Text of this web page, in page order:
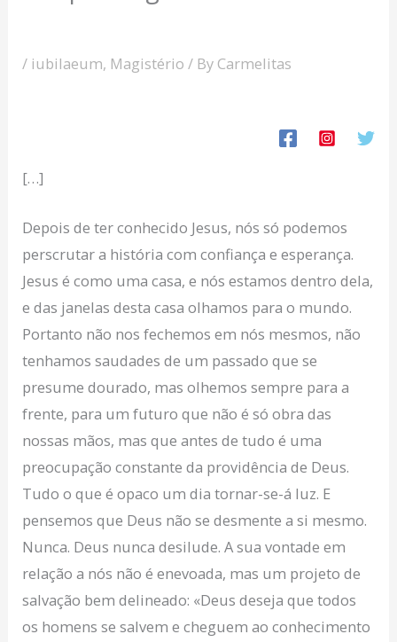
/ iubilaeum, Magistério / By Carmelitas
[…]
Depois de ter conhecido Jesus, nós só podemos
perscrutar a história com confiança e esperança.
Jesus é como uma casa, e nós estamos dentro dela,
e das janelas desta casa olhamos para o mundo.
Portanto não nos fechemos em nós mesmos, não
tenhamos saudades de um passado que se
presume dourado, mas olhemos sempre para a
frente, para um futuro que não é só obra das
nossas mãos, mas que antes de tudo é uma
preocupação constante da providência de Deus.
Tudo o que é opaco um dia tornar-se-á luz. E
pensemos que Deus não se desmente a si mesmo.
Nunca. Deus nunca desilude. A sua vontade em
relação a nós não é enevoada, mas um projeto de
salvação bem delineado: «Deus deseja que todos
os homens se salvem e cheguem ao conhecimento